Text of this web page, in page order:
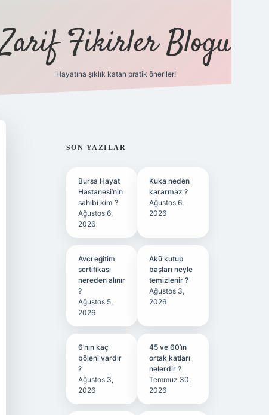
Zarif Fikirler Blogu
Hayatına şıklık katan pratik öneriler!
SIDEBAR
SON YAZILAR
Bursa Hayat
Hastanesi’nin
sahibi kim ?
Ağustos 6,
2026
Kuka neden
kararmaz ?
Ağustos 6,
2026
Avcı eğitim
sertifikası
nereden alınır
?
Ağustos 5,
2026
Akü kutup
başları neyle
temizlenir ?
Ağustos 3,
2026
6’nın kaç
böleni vardır
?
Ağustos 3,
2026
45 ve 60’ın
ortak katları
nelerdir ?
Temmuz 30,
2026